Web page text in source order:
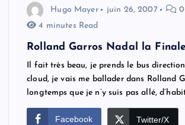
Hugo Mayer juin 26, 2007
4 minutes Read
Rolland Garros Nadal la Finale
Il fait très beau, je prends le bus
cloud, je vais me ballader dans Rolland
longtemps que je n’y suis pas allé,
Facebook Twitter/X